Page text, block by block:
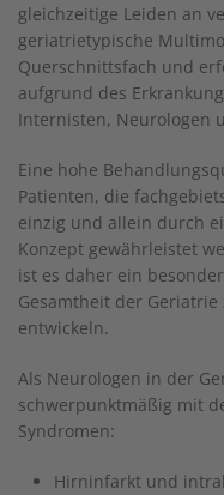
gleichzeitige Leiden an
geriatrietypische
Querschnittsfach und
aufgrund des
Internisten, Neurologen
Eine hohe
Patienten, die
einzig und allein durch
Konzept gewährleistet
ist es daher ein
Gesamtheit der
entwickeln.
Als Neurologen in der
schwerpunktmäßig mit
Syndromen:
Hirninfarkt und